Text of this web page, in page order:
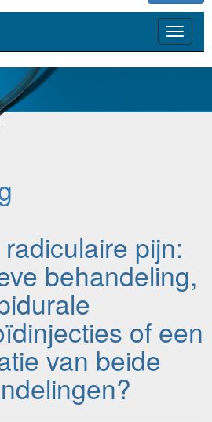
Toggle
pijn:
behandeling,
of een
van beide